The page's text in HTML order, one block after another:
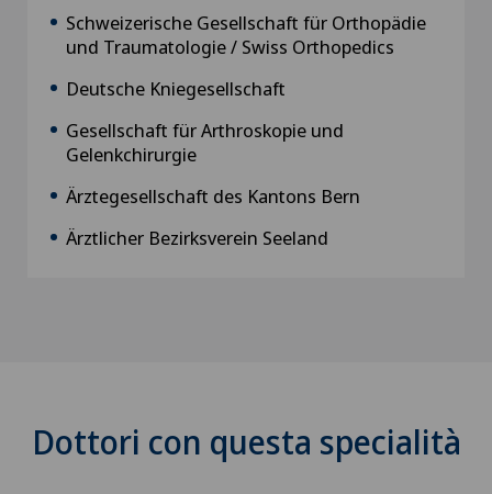
Schweizerische Gesellschaft für Orthopädie
und Traumatologie / Swiss Orthopedics
Deutsche Kniegesellschaft
Gesellschaft für Arthroskopie und
Gelenkchirurgie
Ärztegesellschaft des Kantons Bern
Ärztlicher Bezirksverein Seeland
Dottori con questa specialità